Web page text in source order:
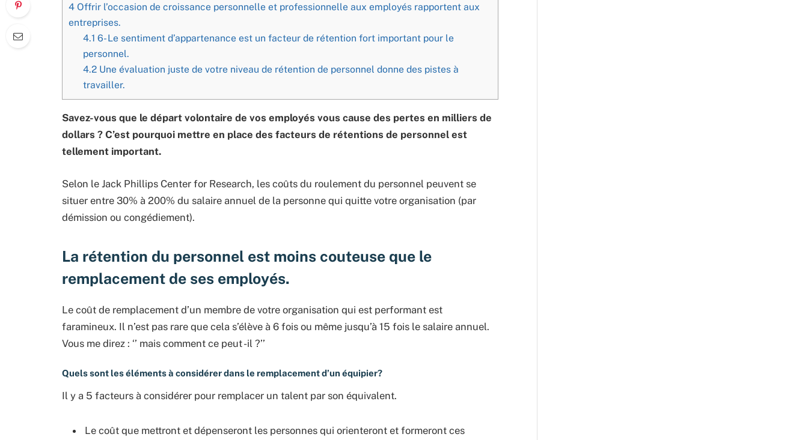
4 Offrir l’occasion de croissance personnelle et professionnelle aux employés rapportent aux
entreprises.
4.1 6- Le sentiment d’appartenance est un facteur de rétention fort important pour le
personnel.
4.2Une évaluation juste de votre niveau de rétention de personnel donne des pistes à
travailler.
Savez-vous que le départ volontaire de vos employés vous cause des pertes en milliers de
dollars ? C’est pourquoi mettre en place des facteurs de rétentions de personnel est
tellement important.
Selon le Jack Phillips Center for Research, les coûts du roulement du personnel peuvent se
situer entre 30% à 200% du salaire annuel de la personne qui quitte votre organisation (par
démission ou congédiement).
La rétention du personnel est moins couteuse que le
remplacement de ses employés.
Le coût de remplacement d’un membre de votre organisation qui est performant est
faramineux. Il n’est pas rare que cela s’élève à 6 fois ou même jusqu’à 15 fois le salaire annuel.
Vous me direz : ‘’ mais comment ce peut -il ?’’
Quels sont les éléments à considérer dans le remplacement d’un équipier?
Il y a 5 facteurs à considérer pour remplacer un talent par son équivalent.
Le coût que mettront et dépenseront les personnes qui orienteront et formeront ces